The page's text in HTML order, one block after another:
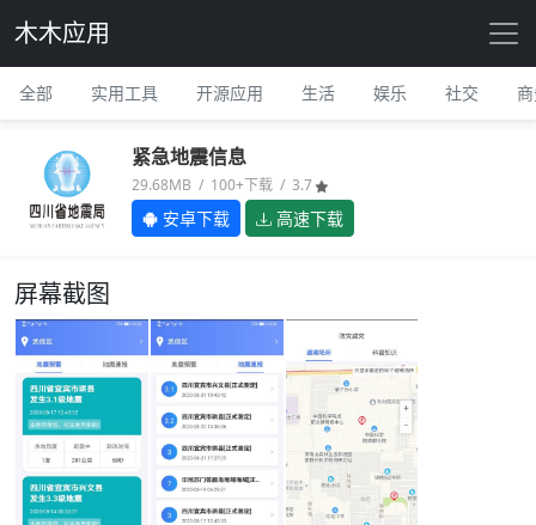
木木应用
全部 实用工具 开源应用 生活 娱乐 社交
紧急地震信息
29.68MB / 100+下载 / 3.7
安卓下载 高速下载
屏幕截图